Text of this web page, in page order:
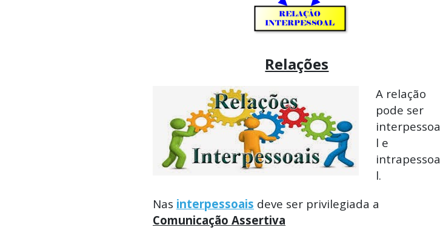
Relações
A relação
pode ser
interpessoa
l e
intrapessoa
l.
Nas interpessoais deve ser privilegiada a
Comunicação Assertiva